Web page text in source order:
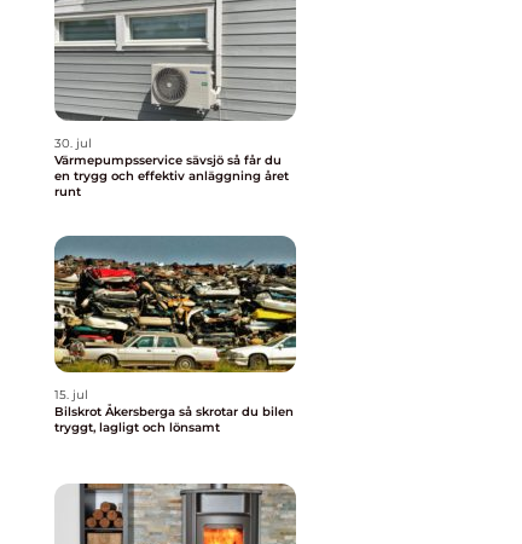
30. jul
Värmepumpsservice sävsjö så får du
en trygg och effektiv anläggning året
runt
15. jul
Bilskrot Åkersberga så skrotar du bilen
tryggt, lagligt och lönsamt